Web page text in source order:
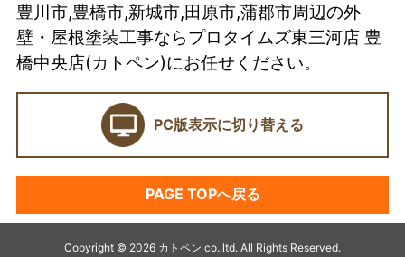
カトペンの技術力
当店の強み
ショールーム
契約前に確認したい業者選びの7つのポイント
外壁塗装セミナー
豊川市,豊橋市,新城市,田原市,蒲郡市周辺の外
壁・屋根塗装工事ならプロタイムズ東三河店 豊
橋中央店(カトペン)にお任せください。
PC版表示に切り替える
PAGE TOPへ戻る
Copyright © 2026 カトペン co.,ltd. All Rights Reserved.